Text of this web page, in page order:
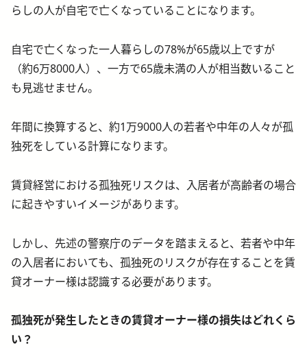
らしの人が自宅で亡くなっていることになります。
自宅で亡くなった一人暮らしの78%が65歳以上ですが
（約6万8000人）、一方で65歳未満の人が相当数いること
も見逃せません。
年間に換算すると、約1万9000人の若者や中年の人々が孤
独死をしている計算になります。
賃貸経営における孤独死リスクは、入居者が高齢者の場合
に起きやすいイメージがあります。
しかし、先述の警察庁のデータを踏まえると、若者や中年
の入居者においても、孤独死のリスクが存在することを賃
貸オーナー様は認識する必要があります。
孤独死が発生したときの賃貸オーナー様の損失はどれくら
い？